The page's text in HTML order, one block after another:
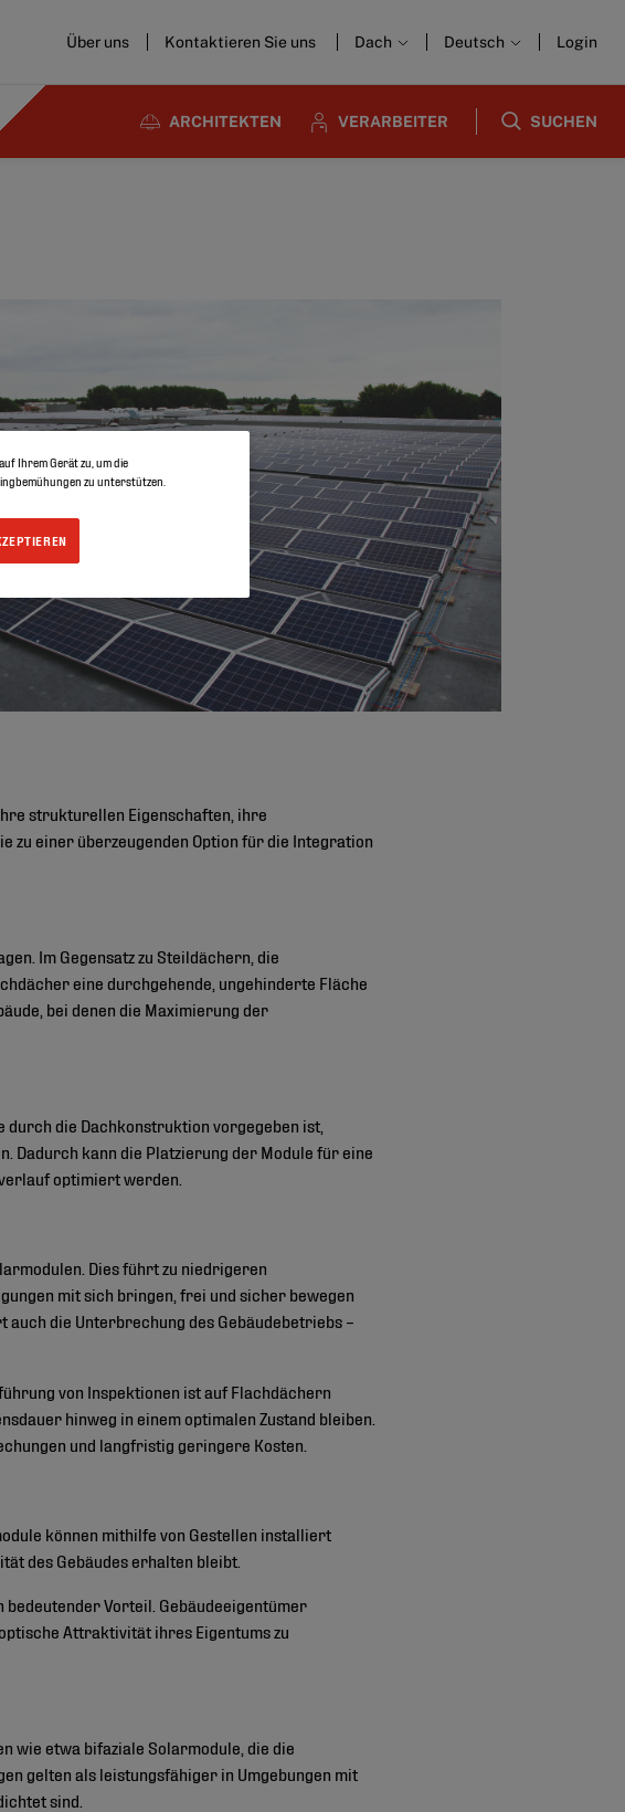
Über uns Kontaktieren Sie uns Dach Deutsch Login
ARCHITEKTEN VERARBEITER SUCHEN
strukturellen Eigenschaften, ihre
zu einer überzeugenden Option für die Integration
Im Gegensatz zu Steildächern, die
eine durchgehende, ungehinderte Fläche
bei denen die Maximierung der
durch die Dachkonstruktion vorgegeben ist,
Dadurch kann die Platzierung der Module für eine
optimiert werden.
Dies führt zu niedrigeren
mit sich bringen, frei und sicher bewegen
die Unterbrechung des Gebäudebetriebs –
von Inspektionen ist auf Flachdächern
hinweg in einem optimalen Zustand bleiben.
und langfristig geringere Kosten.
können mithilfe von Gestellen installiert
des Gebäudes erhalten bleibt.
Vorteil. Gebäudeeigentümer
Attraktivität ihres Eigentums zu
wie etwa bifaziale Solarmodule, die die
gelten als leistungsfähiger in Umgebungen mit
sind.
Ihrem Gerät zu, um die
zu unterstützen.